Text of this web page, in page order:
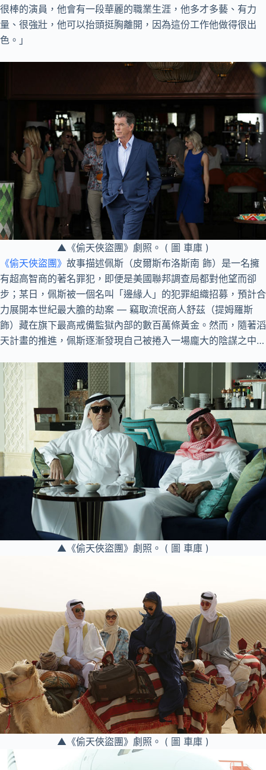
很棒的演員，他會有一段華麗的職業生涯，他多才多藝、有力
量、很強壯，他可以抬頭挺胸離開，因為這份工作他做得很出
色。」
▲《偷天俠盜團》劇照。 ( 圖 車庫 )
《偷天俠盜團》 故事描述佩斯（皮爾斯布洛斯南 飾）是一名擁
有超高智商的著名罪犯，即便是美國聯邦調查局都對他望而卻
步；某日，佩斯被一個名叫「邊緣人」的犯罪組織招募，預計合
力展開本世紀最大膽的劫案 — 竊取流氓商人舒茲（提姆羅斯
飾）藏在旗下最高戒備監獄內部的數百萬條黃金。然而，隨著滔
天計畫的推進，佩斯逐漸發現自己被捲入一場龐大的陰謀之中…
▲《偷天俠盜團》劇照。 ( 圖 車庫 )
▲《偷天俠盜團》劇照。 ( 圖 車庫 )